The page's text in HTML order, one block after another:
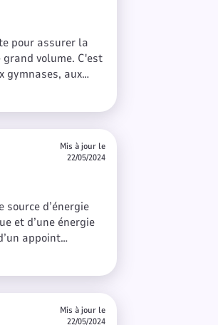
pour assurer la
volume. C'est
gymnases, aux
les
Mis à jour le
22/05/2024
d’énergie
et d’une énergie
appoint
Mis à jour le
22/05/2024